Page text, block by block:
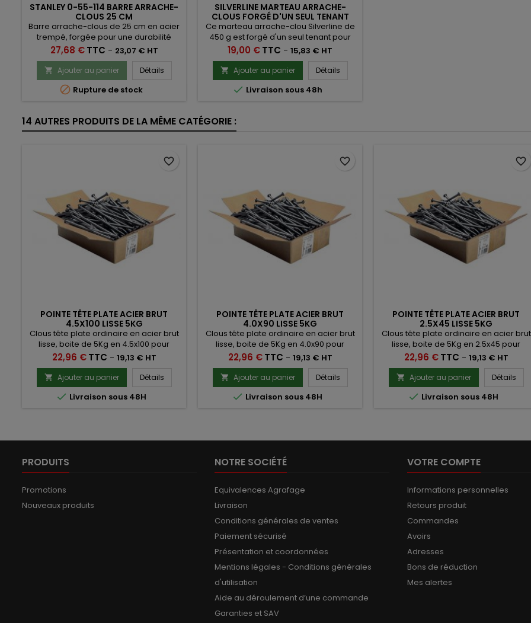
STANLEY 0-55-114 BARRE ARRACHE-
CLOUS 25 CM
Barre arrache-clous de 25 cm en acier
trempé, forgée pour une durabilité
accrue.Poli et biseauté pour pénétrer
facilement sous la tête du clou.La partie
coudée est munie d'un talon qui peut
servir de petit marteau.
Prix
27,68 € TTC - 23,07 € HT
 Ajouter au panier Détails
 Rupture de stock
SILVERLINE MARTEAU ARRACHE-
CLOUS FORGÉ D'UN SEUL TENANT
633508
Ce marteau arrache-clou Silverline de
450 g est forgé d'un seul tenant pour
plus de solidité. Il est équipé d'une
poignée en caoutchouc antidérapante
et anti-choc. Garantie à vie.
Prix
19,00 €TTC - 15,83 € HT
 Ajouter au panier Détails
 Livraison sous 48h
14 AUTRES PRODUITS DE LA MÊME CATÉGORIE :
POINTE TÊTE PLATE ACIER BRUT
4.5X100 LISSE 5KG
Clous tête plate ordinaire en acier brut
lisse, boite de 5Kg en 4.5x100 pour
fixation bois de charpente
Prix
22,96 € TTC - 19,13 € HT
 Ajouter au panier Détails
 Livraison sous 48H
favorite_border
POINTE TÊTE PLATE ACIER BRUT
4.0X90 LISSE 5KG
Clous tête plate ordinaire en acier brut
lisse, boite de 5Kg en 4.0x90 pour
fixation bois de structure
Prix
22,96 € TTC - 19,13 € HT
 Ajouter au panier Détails
 Livraison sous 48H
favorite_border
POINTE TÊTE PLATE ACIER BRUT
2.5X45 LISSE 5KG
Clous tête plate ordinaire en acier brut
lisse, boite de 5Kg en 2.5x45 pour
fixation bois
Prix
22,96 € TTC - 19,13 € HT
 Ajouter au panier Détails
 Livraison sous 48H
favorite_border
PRODUITS
Promotions
Nouveaux produits
NOTRE SOCIÉTÉ
Equivalences Agrafage
Livraison
Conditions générales de ventes
Paiement sécurisé
Présentation et coordonnées
Mentions légales - Conditions générales
d'utilisation
Aide au déroulement d’une commande
Garanties et SAV
VOTRE COMPTE
Informations personnelles
Retours produit
Commandes
Avoirs
Adresses
Bons de réduction
Mes alertes